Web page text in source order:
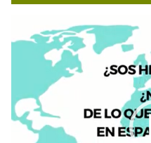
e
d